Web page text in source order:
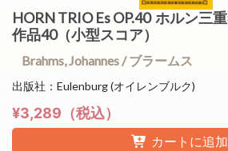
HORN TRIO Es OP.40 ホルン
作品40（小型スコア）
Brahms, Johannes / ブラームス
出版社：Eulenburg (オイレンブルク)
¥3,289（税込）
カートに追加